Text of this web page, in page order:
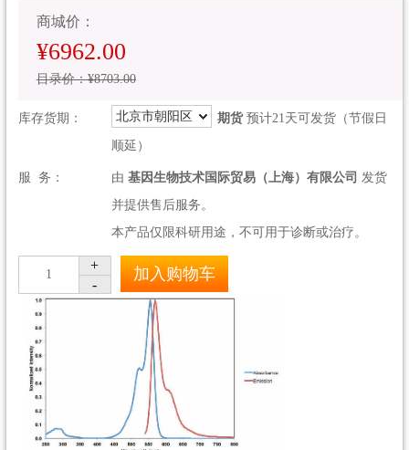
商城价：
¥6962.00
目录价：¥8703.00
库存货期： 北京市朝阳区 期货预计21天可发货（节假日
顺延）
服 务： 由 基因生物技术国际贸易（上海）有限公司 发货
并提供售后服务。
本产品仅限科研用途，不可用于诊断或治疗。
1
+
-
加入购物车